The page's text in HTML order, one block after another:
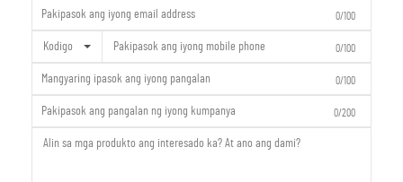
0/100
Kodigo 0/100
0/100
0/200